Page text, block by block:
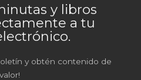
y libros
a tu
y obtén contenido de
valor!